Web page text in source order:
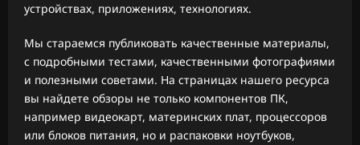
устройствах, приложениях, технологиях.
Мы стараемся публиковать качественные материалы,
с подробными тестами, качественными фотографиями
и полезными советами. На страницах нашего ресурса
вы найдете обзоры не только компонентов ПК,
например видеокарт, материнских плат, процессоров
или блоков питания, но и распаковки ноутбуков,